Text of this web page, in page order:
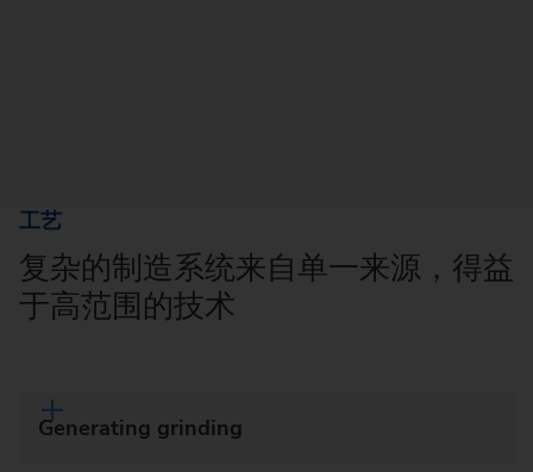
工艺
复杂的制造系统来自单一来源，得益
于高范围的技术
Generating grinding